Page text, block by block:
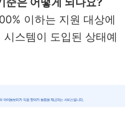
이하는 지원 대상에
스템이 도입된 상태예